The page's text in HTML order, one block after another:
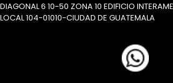
DIAGONAL 6 10-50 ZONA 10 EDIFICIO
LOCAL 104-01010-CIUDAD DE GUATEMALA